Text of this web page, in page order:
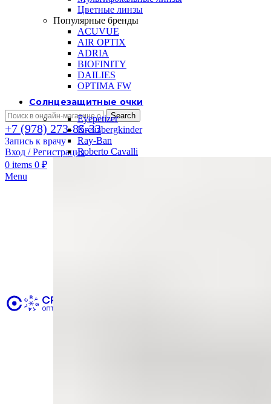
Search
+7 (978) 273-85-33
Запись к врачу
Вход / Регистрация
0 items 0 ₽
Menu
Цветные линзы
Популярные бренды
ACUVUE
AIR OPTIX
ADRIA
BIOFINITY
DAILIES
OPTIMA FW
Солнцезащитные очки
Eyepetizer
Kreuzbergkinder
Ray-Ban
Roberto Cavalli